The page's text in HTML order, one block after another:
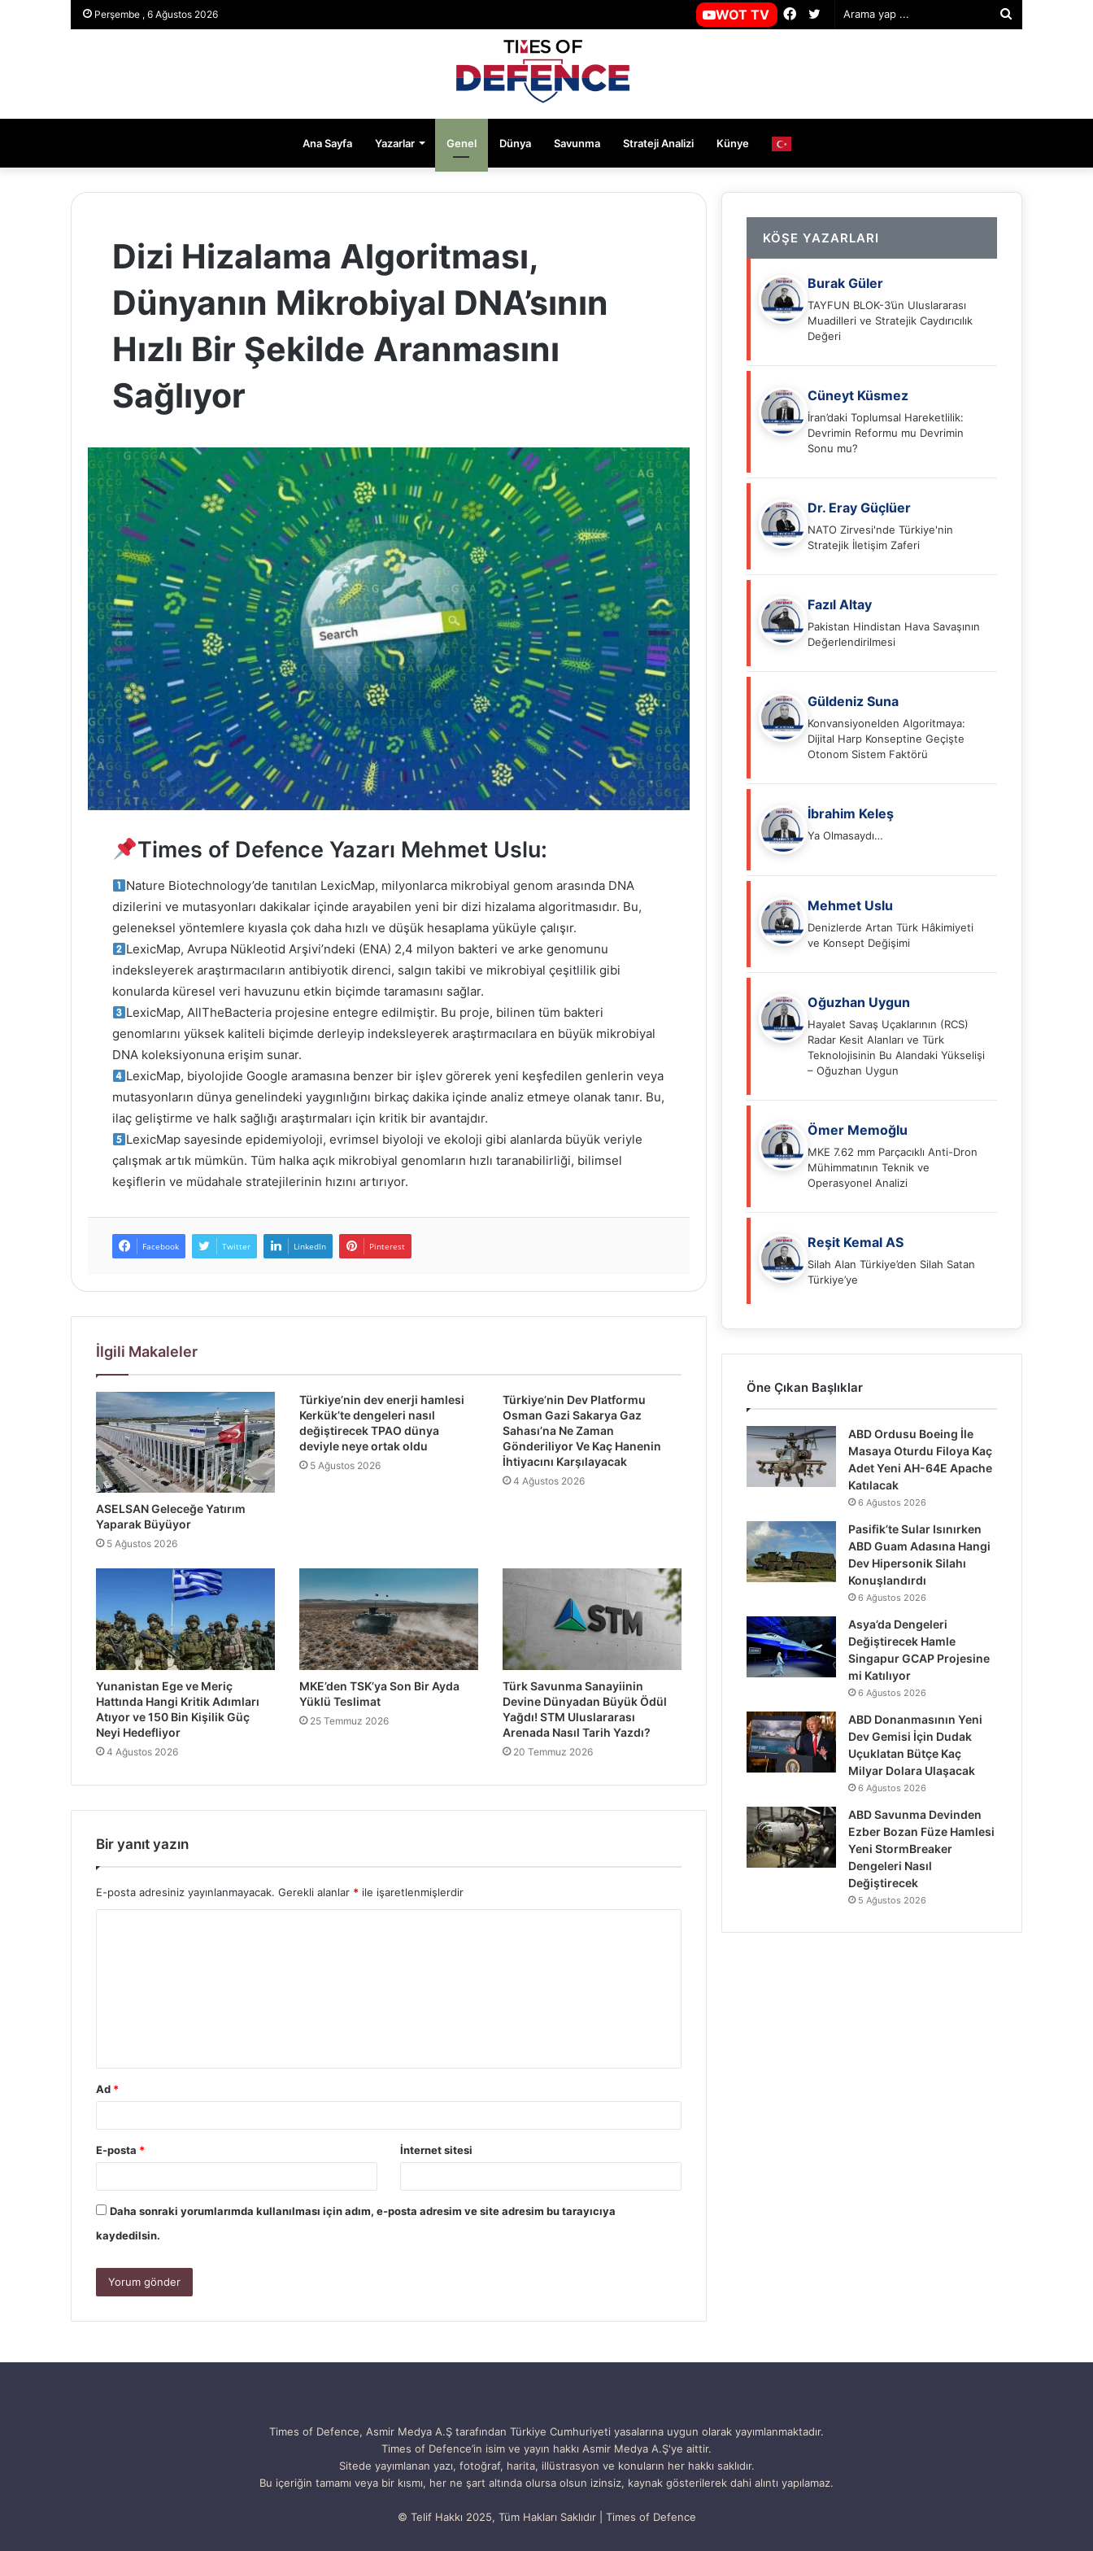
Perşembe , 6 Ağustos 2026 Twitter
Facebook
WOT TV
Ana Sayfa Yazarlar Genel Dünya Savunma Strateji Analizi Künye
Dizi Hizalama Algoritması,
Dünyanın Mikrobiyal DNA’sının
Hızlı Bir Şekilde Aranmasını
Sağlıyor
Times of Defence Yazarı Mehmet Uslu:
Nature Biotechnology’de tanıtılan LexicMap, milyonlarca mikrobiyal genom arasında DNA
dizilerini ve mutasyonları dakikalar içinde arayabilen yeni bir dizi hizalama algoritmasıdır. Bu,
geleneksel yöntemlere kıyasla çok daha hızlı ve düşük hesaplama yüküyle çalışır.
LexicMap, Avrupa Nükleotid Arşivi’ndeki (ENA) 2,4 milyon bakteri ve arke genomunu
indeksleyerek araştırmacıların antibiyotik direnci, salgın takibi ve mikrobiyal çeşitlilik gibi
konularda küresel veri havuzunu etkin biçimde taramasını sağlar.
LexicMap, AllTheBacteria projesine entegre edilmiştir. Bu proje, bilinen tüm bakteri
genomlarını yüksek kaliteli biçimde derleyip indeksleyerek araştırmacılara en büyük mikrobiyal
DNA koleksiyonuna erişim sunar.
LexicMap, biyolojide Google aramasına benzer bir işlev görerek yeni keşfedilen genlerin veya
mutasyonların dünya genelindeki yaygınlığını birkaç dakika içinde analiz etmeye olanak tanır. Bu,
ilaç geliştirme ve halk sağlığı araştırmaları için kritik bir avantajdır.
LexicMap sayesinde epidemiyoloji, evrimsel biyoloji ve ekoloji gibi alanlarda büyük veriyle
çalışmak artık mümkün. Tüm halka açık mikrobiyal genomların hızlı taranabilirliği, bilimsel
keşiflerin ve müdahale stratejilerinin hızını artırıyor.
Facebook Twitter LinkedIn Pinterest
İlgili Makaleler
ASELSAN Geleceğe Yatırım
Yaparak Büyüyor
5 Ağustos 2026
Türkiye’nin dev enerji hamlesi
Kerkük’te dengeleri nasıl
değiştirecek TPAO dünya
deviyle neye ortak oldu
5 Ağustos 2026
Türkiye’nin Dev Platformu
Osman Gazi Sakarya Gaz
Sahası’na Ne Zaman
Gönderiliyor Ve Kaç Hanenin
İhtiyacını Karşılayacak
4 Ağustos 2026
Yunanistan Ege ve Meriç
Hattında Hangi Kritik Adımları
Atıyor ve 150 Bin Kişilik Güç
Neyi Hedefliyor
4 Ağustos 2026
MKE’den TSK’ya Son Bir Ayda
Yüklü Teslimat
25 Temmuz 2026
Türk Savunma Sanayiinin
Devine Dünyadan Büyük Ödül
Yağdı! STM Uluslararası
Arenada Nasıl Tarih Yazdı?
20 Temmuz 2026
Bir yanıt yazın
E-posta adresiniz yayınlanmayacak. Gerekli alanlar * ile işaretlenmişlerdir
Ad *
E-posta * İnternet sitesi
Daha sonraki yorumlarımda kullanılması için adım, e-posta adresim ve site adresim bu tarayıcıya
kaydedilsin.
KÖŞE YAZARLARI
Burak Güler
TAYFUN BLOK-3’ün Uluslararası
Muadilleri ve Stratejik Caydırıcılık
Değeri
Cüneyt Küsmez
İran’daki Toplumsal Hareketlilik:
Devrimin Reformu mu Devrimin
Sonu mu?
Dr. Eray Güçlüer
NATO Zirvesi'nde Türkiye'nin
Stratejik İletişim Zaferi
Fazıl Altay
Pakistan Hindistan Hava Savaşının
Değerlendirilmesi
Güldeniz Suna
Konvansiyonelden Algoritmaya:
Dijital Harp Konseptine Geçişte
Otonom Sistem Faktörü
İbrahim Keleş
Ya Olmasaydı…
Mehmet Uslu
Denizlerde Artan Türk Hâkimiyeti
ve Konsept Değişimi
Oğuzhan Uygun
Hayalet Savaş Uçaklarının (RCS)
Radar Kesit Alanları ve Türk
Teknolojisinin Bu Alandaki Yükselişi
– Oğuzhan Uygun
Ömer Memoğlu
MKE 7.62 mm Parçacıklı Anti-Dron
Mühimmatının Teknik ve
Operasyonel Analizi
Reşit Kemal AS
Silah Alan Türkiye’den Silah Satan
Türkiye’ye
Öne Çıkan Başlıklar
ABD Ordusu Boeing İle
Masaya Oturdu Filoya Kaç
Adet Yeni AH-64E Apache
Katılacak
6 Ağustos 2026
Pasifik’te Sular Isınırken
ABD Guam Adasına Hangi
Dev Hipersonik Silahı
Konuşlandırdı
6 Ağustos 2026
Asya’da Dengeleri
Değiştirecek Hamle
Singapur GCAP Projesine
mi Katılıyor
6 Ağustos 2026
ABD Donanmasının Yeni
Dev Gemisi İçin Dudak
Uçuklatan Bütçe Kaç
Milyar Dolara Ulaşacak
6 Ağustos 2026
ABD Savunma Devinden
Ezber Bozan Füze Hamlesi
Yeni StormBreaker
Dengeleri Nasıl
Değiştirecek
5 Ağustos 2026
Times of Defence, Asmir Medya A.Ş tarafından Türkiye Cumhuriyeti yasalarına uygun olarak yayımlanmaktadır.
Times of Defence’in isim ve yayın hakkı Asmir Medya A.Ş'ye aittir.
Sitede yayımlanan yazı, fotoğraf, harita, illüstrasyon ve konuların her hakkı saklıdır.
Bu içeriğin tamamı veya bir kısmı, her ne şart altında olursa olsun izinsiz, kaynak gösterilerek dahi alıntı yapılamaz.
© Telif Hakkı 2025, Tüm Hakları Saklıdır | Times of Defence